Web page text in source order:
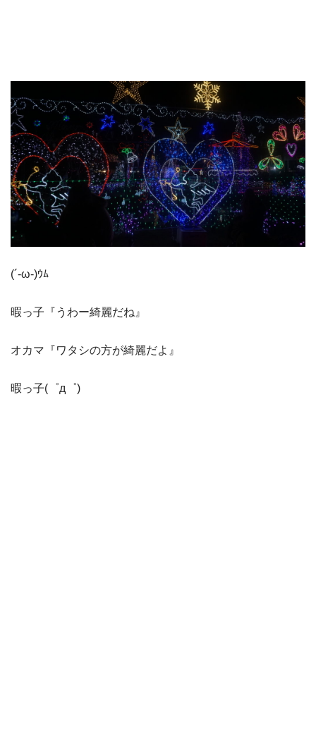
(´-ω-)ｳﾑ
暇っ子『うわー綺麗だね』
オカマ『ワタシの方が綺麗だよ』
暇っ子(゜д゜)